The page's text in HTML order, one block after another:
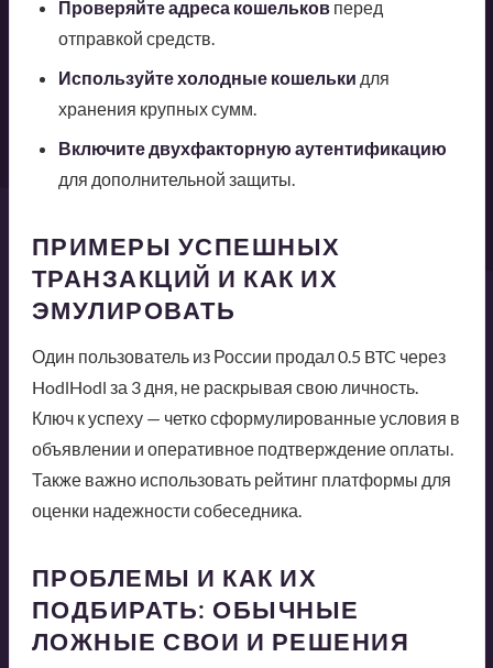
Проверяйте адреса кошельковперед
отправкой средств.
Используйте холодные кошельки для
хранения крупных сумм.
Включите двухфакторную аутентификацию
для дополнительной защиты.
ПРИМЕРЫ УСПЕШНЫХ
ТРАНЗАКЦИЙ И КАК ИХ
ЭМУЛИРОВАТЬ
Один пользователь из России продал 0.5 BTC через
HodlHodl за 3 дня, не раскрывая свою личность.
Ключ к успеху — четко сформулированные условия в
объявлении и оперативное подтверждение оплаты.
Также важно использовать рейтинг платформы для
оценки надежности собеседника.
ПРОБЛЕМЫ И КАК ИХ
ПОДБИРАТЬ: ОБЫЧНЫЕ
ЛОЖНЫЕ СВОИ И РЕШЕНИЯ